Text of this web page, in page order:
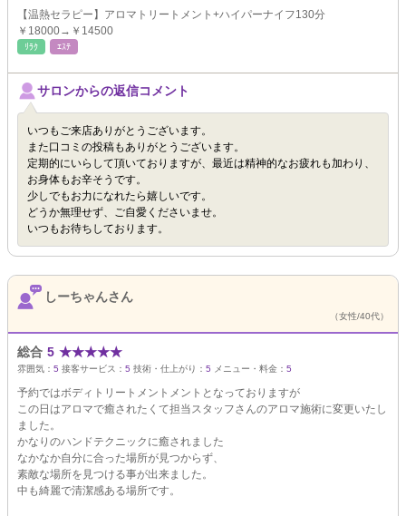
【温熱セラピー】アロマトリートメント+ハイパーナイフ130分
￥18000→￥14500
ﾘﾗｸ ｴｽﾃ
サロンからの返信コメント
いつもご来店ありがとうございます。
また口コミの投稿もありがとうございます。
定期的にいらして頂いておりますが、最近は精神的なお疲れも加わり、
お身体もお辛そうです。
少しでもお力になれたら嬉しいです。
どうか無理せず、ご自愛くださいませ。
いつもお待ちしております。
しーちゃんさん
（女性/40代）
総合 5 ★★★★★
雰囲気： 5 接客サービス： 5 技術・仕上がり： 5 メニュー・料金： 5
予約ではボディトリートメントメントとなっておりますが
この日はアロマで癒されたくて担当スタッフさんのアロマ施術に変更いたし
ました。
かなりのハンドテクニックに癒されました
なかなか自分に合った場所が見つからず、
素敵な場所を見つける事が出来ました。
中も綺麗で清潔感ある場所です。